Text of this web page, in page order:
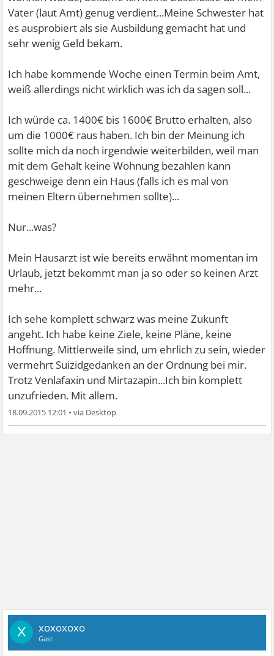
Vater (laut Amt) genug verdient...Meine Schwester hat
es ausprobiert als sie Ausbildung gemacht hat und
sehr wenig Geld bekam.
Ich habe kommende Woche einen Termin beim Amt,
weiß allerdings nicht wirklich was ich da sagen soll...
Ich würde ca. 1400€ bis 1600€ Brutto erhalten, also
um die 1000€ raus haben. Ich bin der Meinung ich
sollte mich da noch irgendwie weiterbilden, weil man
mit dem Gehalt keine Wohnung bezahlen kann
geschweige denn ein Haus (falls ich es mal von
meinen Eltern übernehmen sollte)...
Nur...was?
Mein Hausarzt ist wie bereits erwähnt momentan im
Urlaub, jetzt bekommt man ja so oder so keinen Arzt
mehr...
Ich sehe komplett schwarz was meine Zukunft
angeht. Ich habe keine Ziele, keine Pläne, keine
Hoffnung. Mittlerweile sind, um ehrlich zu sein, wieder
vermehrt Suizidgedanken an der Ordnung bei mir.
Trotz Venlafaxin und Mirtazapin...Ich bin komplett
unzufrieden. Mit allem.
18.09.2015 12:01 •
X xoxoxoxo
Gast